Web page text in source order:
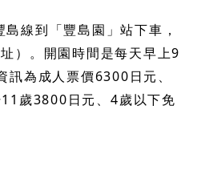
線到「豐島園」站下車，
）。開園時間是每天早上9
為成人票價6300日元、
歲3800日元、4歲以下免